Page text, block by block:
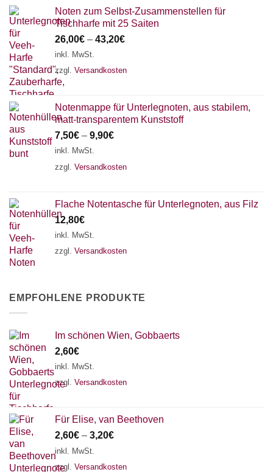
Noten zum Selbst-Zusammenstellen für
Tischharfe mit 25 Saiten
26,00€ – 43,20€
inkl. MwSt.
zzgl. Versandkosten
Notenmappe für Unterlegnoten, aus stabilem,
matt-transparentem Kunststoff
7,50€ – 9,90€
inkl. MwSt.
zzgl. Versandkosten
Flache Notentasche für Unterlegnoten, aus Filz
12,80€
inkl. MwSt.
zzgl. Versandkosten
EMPFOHLENE PRODUKTE
Im schönen Wien, Gobbaerts
2,60€
inkl. MwSt.
zzgl. Versandkosten
Für Elise, van Beethoven
2,60€ – 3,20€
inkl. MwSt.
zzgl. Versandkosten